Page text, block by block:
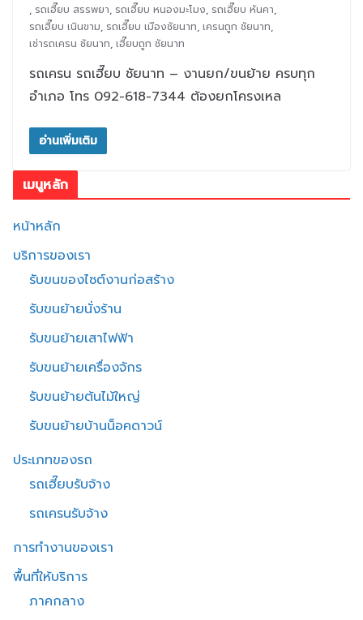
, รถเฮี๊ยบ สรรพยา, รถเฮี๊ยบ หนองมะโมง, รถเฮี๊ยบ หันคา,
รถเฮี๊ยบ เนินขาม, รถเฮี๊ยบ เมืองชัยนาท, เครนถูก ชัยนาท,
เช่ารถเครน ชัยนาท, เฮี๊ยบถูก ชัยนาท
รถเครน รถเฮี๊ยบ ชัยนาท – งานยก/ขนย้าย ครบทุก
อำเภอ โทร 092-618-7344 ต้องยกโครงเหล
อ่านเพิ่มเติม
เมนูหลัก
หน้าหลัก
บริการของเรา
รับขนของไซต์งานก่อสร้าง
รับขนย้ายนั่งร้าน
รับขนย้ายเสาไฟฟ้า
รับขนย้ายเครื่องจักร
รับขนย้ายต้นไม้ใหญ่
รับขนย้ายบ้านน็อคดาวน์
ประเภทของรถ
รถเฮี๊ยบรับจ้าง
รถเครนรับจ้าง
การทำงานของเรา
พื้นที่ให้บริการ
ภาคกลาง